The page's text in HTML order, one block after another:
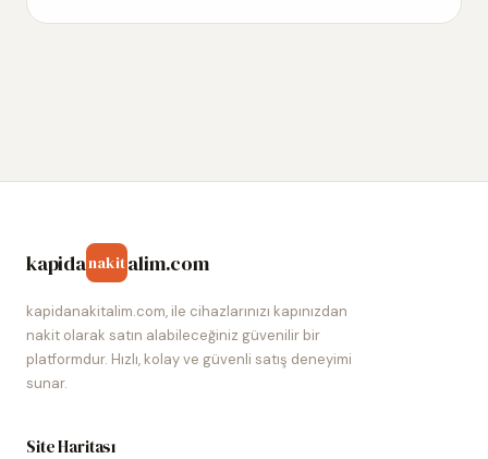
kapidanakitalim.com
kapidanakitalim.com, ile cihazlarınızı kapınızdan
nakit olarak satın alabileceğiniz güvenilir bir
platformdur. Hızlı, kolay ve güvenli satış deneyimi
sunar.
Site Haritası